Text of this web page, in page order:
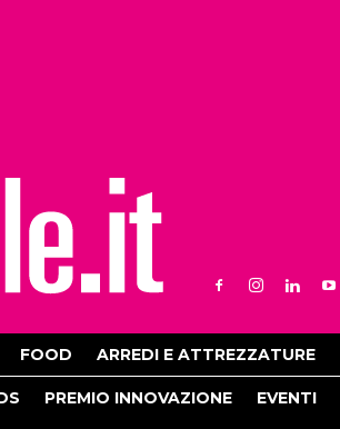
FOOD ARREDI E ATTREZZATURE
PREMIO INNOVAZIONE EVENTI